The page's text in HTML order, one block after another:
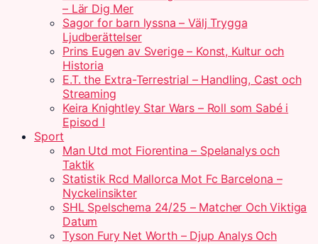
– Lär Dig Mer
Sagor for barn lyssna – Välj Trygga
Ljudberättelser
Prins Eugen av Sverige – Konst, Kultur och
Historia
E.T. the Extra-Terrestrial – Handling, Cast och
Streaming
Keira Knightley Star Wars – Roll som Sabé i
Episod I
Sport
Man Utd mot Fiorentina – Spelanalys och
Taktik
Statistik Rcd Mallorca Mot Fc Barcelona –
Nyckelinsikter
SHL Spelschema 24/25 – Matcher Och Viktiga
Datum
Tyson Fury Net Worth – Djup Analys Och